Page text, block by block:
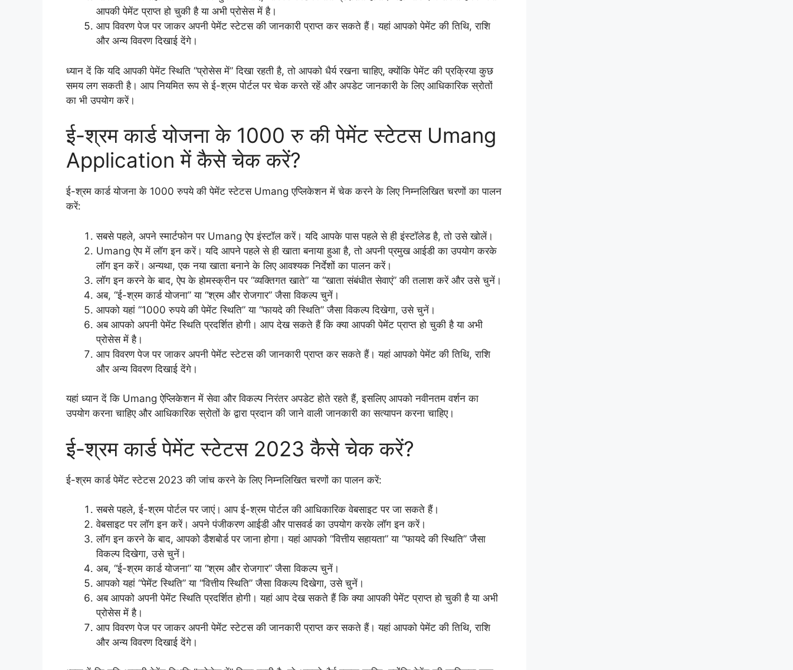
आपकी पेमेंट प्राप्त हो चुकी है या अभी प्रोसेस में है।
आप विवरण पेज पर जाकर अपनी पेमेंट स्टेटस की जानकारी प्राप्त कर सकते हैं। यहां आपको पेमेंट की तिथि, राशि
और अन्य विवरण दिखाई देंगे।
ध्यान दें कि यदि आपकी पेमेंट स्थिति “प्रोसेस में” दिखा रहती है, तो आपको धैर्य रखना चाहिए, क्योंकि पेमेंट की प्रक्रिया कुछ
समय लग सकती है। आप नियमित रूप से ई-श्रम पोर्टल पर चेक करते रहें और अपडेट जानकारी के लिए आधिकारिक स्रोतों
का भी उपयोग करें।
ई-श्रम कार्ड योजना के 1000 रु की पेमेंट स्टेटस Umang
Application में कैसे चेक करें?
ई-श्रम कार्ड योजना के 1000 रुपये की पेमेंट स्टेटस Umang एप्लिकेशन में चेक करने के लिए निम्नलिखित चरणों का पालन
करें:
सबसे पहले, अपने स्मार्टफोन पर Umang ऐप इंस्टॉल करें। यदि आपके पास पहले से ही इंस्टॉलेड है, तो उसे खोलें।
Umang ऐप में लॉग इन करें। यदि आपने पहले से ही खाता बनाया हुआ है, तो अपनी प्रमुख आईडी का उपयोग करके
लॉग इन करें। अन्यथा, एक नया खाता बनाने के लिए आवश्यक निर्देशों का पालन करें।
लॉग इन करने के बाद, ऐप के होमस्क्रीन पर “व्यक्तिगत खाते” या “खाता संबंधीत सेवाएं” की तलाश करें और उसे चुनें।
अब, “ई-श्रम कार्ड योजना” या “श्रम और रोजगार” जैसा विकल्प चुनें।
आपको यहां “1000 रुपये की पेमेंट स्थिति” या “फायदे की स्थिति” जैसा विकल्प दिखेगा, उसे चुनें।
अब आपको अपनी पेमेंट स्थिति प्रदर्शित होगी। आप देख सकते हैं कि क्या आपकी पेमेंट प्राप्त हो चुकी है या अभी
प्रोसेस में है।
आप विवरण पेज पर जाकर अपनी पेमेंट स्टेटस की जानकारी प्राप्त कर सकते हैं। यहां आपको पेमेंट की तिथि, राशि
और अन्य विवरण दिखाई देंगे।
यहां ध्यान दें कि Umang ऐप्लिकेशन में सेवा और विकल्प निरंतर अपडेट होते रहते हैं, इसलिए आपको नवीनतम वर्शन का
उपयोग करना चाहिए और आधिकारिक स्रोतों के द्वारा प्रदान की जाने वाली जानकारी का सत्यापन करना चाहिए।
ई-श्रम कार्ड पेमेंट स्टेटस 2023 कैसे चेक करें?
ई-श्रम कार्ड पेमेंट स्टेटस 2023 की जांच करने के लिए निम्नलिखित चरणों का पालन करें:
सबसे पहले, ई-श्रम पोर्टल पर जाएं। आप ई-श्रम पोर्टल की आधिकारिक वेबसाइट पर जा सकते हैं।
वेबसाइट पर लॉग इन करें। अपने पंजीकरण आईडी और पासवर्ड का उपयोग करके लॉग इन करें।
लॉग इन करने के बाद, आपको डैशबोर्ड पर जाना होगा। यहां आपको “वित्तीय सहायता” या “फायदे की स्थिति” जैसा
विकल्प दिखेगा, उसे चुनें।
अब, “ई-श्रम कार्ड योजना” या “श्रम और रोजगार” जैसा विकल्प चुनें।
आपको यहां “पेमेंट स्थिति” या “वित्तीय स्थिति” जैसा विकल्प दिखेगा, उसे चुनें।
अब आपको अपनी पेमेंट स्थिति प्रदर्शित होगी। यहां आप देख सकते हैं कि क्या आपकी पेमेंट प्राप्त हो चुकी है या अभी
प्रोसेस में है।
आप विवरण पेज पर जाकर अपनी पेमेंट स्टेटस की जानकारी प्राप्त कर सकते हैं। यहां आपको पेमेंट की तिथि, राशि
और अन्य विवरण दिखाई देंगे।